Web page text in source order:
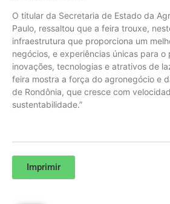
O titular da Secretaria de Estado da
Paulo, ressaltou que a feira trouxe,
infraestrutura que proporciona um
negócios, e experiências únicas para o
inovações, tecnologias e atrativos de
feira mostra a força do agronegócio e
de Rondônia, que cresce com
sustentabilidade.”
Imprimir